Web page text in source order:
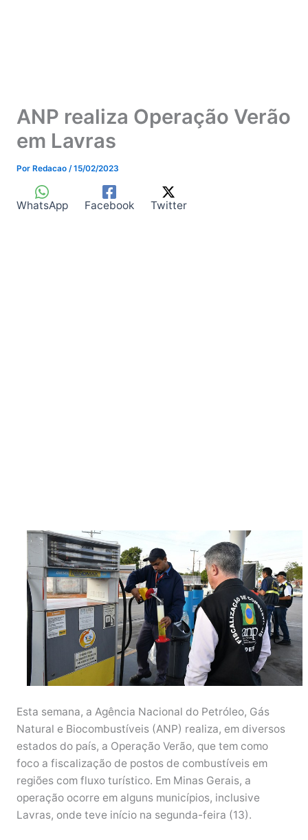
ANP realiza Operação Verão
em Lavras
Por Redacao /15/02/2023
WhatsApp Facebook Twitter
Esta semana, a Agência Nacional do Petróleo, Gás
Natural e Biocombustíveis (ANP) realiza, em diversos
estados do país, a Operação Verão, que tem como
foco a fiscalização de postos de combustíveis em
regiões com fluxo turístico. Em Minas Gerais, a
operação ocorre em alguns municípios, inclusive
Lavras, onde teve início na segunda-feira (13).